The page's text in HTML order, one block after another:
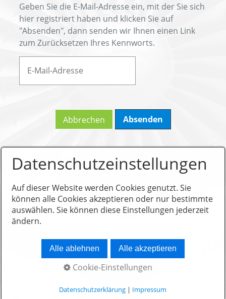
Geben Sie die E-Mail-Adresse ein, mit der Sie sich
hier registriert haben und klicken Sie auf
"Absenden", dann senden wir Ihnen einen Link
zum Zurücksetzen Ihres Kennworts.
Abbrechen
© 2026 ballin technology
Datenschutzeinstellungen
Auf dieser Website werden Cookies genutzt. Sie
können alle Cookies akzeptieren oder nur bestimmte
auswählen. Sie können diese Einstellungen jederzeit
ändern.
Alle ablehnen Alle akzeptieren
Cookie-Einstellungen
Datenschutzerklärung | Impressum